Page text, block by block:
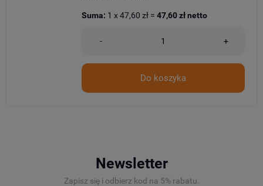
- +
Do koszyka
Suma: 1 x47,60 zł = 47,60 złnetto
Newsletter
Zapisz się i odbierz kod na 5% rabatu.